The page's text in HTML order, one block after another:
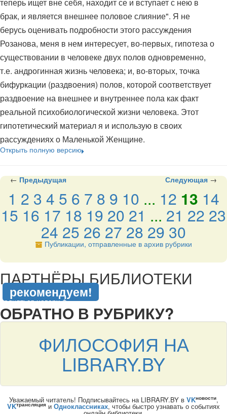
брак, и является внешнее половое слияние". Я не
берусь оценивать подробности этого рассуждения
Розанова, меня в нем интересует, во-первых, гипотеза о
существовании в человеке двух полов одновременно,
т.е. андрогинная жизнь человека; и, во-вторых, точка
бифуркации (раздвоения) полов, которой соответствует
раздвоение на внешнее и внутреннее пола как факт
реальной психобиологической жизни человека. Этот
гипотетический материал я и использую в своих
рассуждениях о Маленькой Женщине.
Открыть полную версию
← Предыдущая Следующая →
1 2 3 4 5 6 7 8 9 10 ... 12 13 14
15 16 17 18 19 20 21 ... 21 22 23
24 25 26 27 28 29 30
Публикации, отправленные в архив рубрики
ПАРТНЁРЫ БИБЛИОТЕКИ
рекомендуем!
подняться наверх ↑
ОБРАТНО В РУБРИКУ?
ФИЛОСОФИЯ НА
LIBRARY.BY
Уважаемый читатель! Подписывайтесь на LIBRARY.BY в VKновости,
VKтрансляция и Одноклассниках, чтобы быстро узнавать о событиях